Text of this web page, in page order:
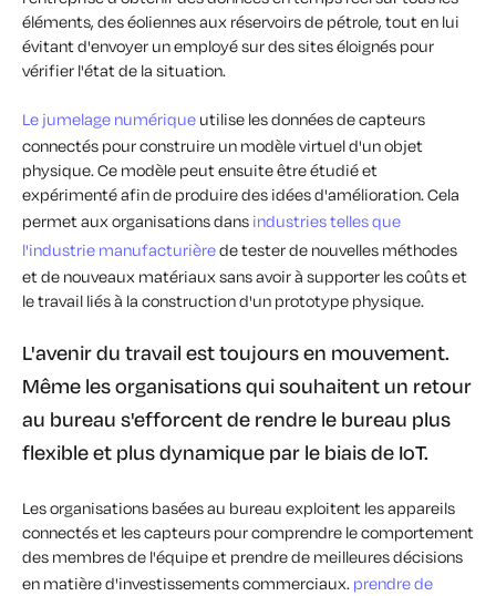
éléments, des éoliennes aux réservoirs de pétrole, tout en lui
évitant d'envoyer un employé sur des sites éloignés pour
vérifier l'état de la situation.
Le jumelage numérique utilise les données de capteurs
connectés pour construire un modèle virtuel d'un objet
physique. Ce modèle peut ensuite être étudié et
expérimenté afin de produire des idées d'amélioration. Cela
permet aux organisations dans industries telles que
l'industrie manufacturièrede tester de nouvelles méthodes
et de nouveaux matériaux sans avoir à supporter les coûts et
le travail liés à la construction d'un prototype physique.
L'avenir du travail est toujours en mouvement.
Même les organisations qui souhaitent un retour
au bureau s'efforcent de rendre le bureau plus
flexible et plus dynamique par le biais de IoT.
Les organisations basées au bureau exploitent les appareils
connectés et les capteurs pour comprendre le comportement
des membres de l'équipe et prendre de meilleures décisions
en matière d'investissements commerciaux. prendre de